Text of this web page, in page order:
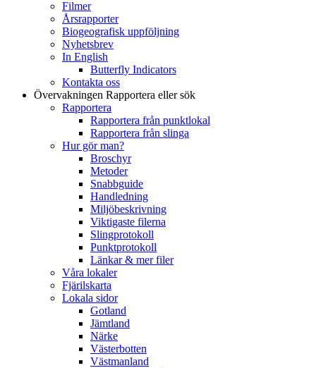
Filmer
Årsrapporter
Biogeografisk uppföljning
Nyhetsbrev
In English
Butterfly Indicators
Kontakta oss
Övervakningen Rapportera eller sök
Rapportera
Rapportera från punktlokal
Rapportera från slinga
Hur gör man?
Broschyr
Metoder
Snabbguide
Handledning
Miljöbeskrivning
Viktigaste filerna
Slingprotokoll
Punktprotokoll
Länkar & mer filer
Våra lokaler
Fjärilskarta
Lokala sidor
Gotland
Jämtland
Närke
Västerbotten
Västmanland